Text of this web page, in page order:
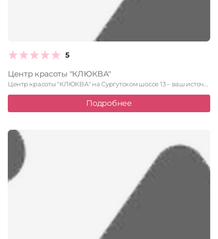
5
Центр красоты "КЛЮКВА"
Центр красоты "КЛЮКВА" на Сургутском шоссе 13 – ваш источник …
Подробнее